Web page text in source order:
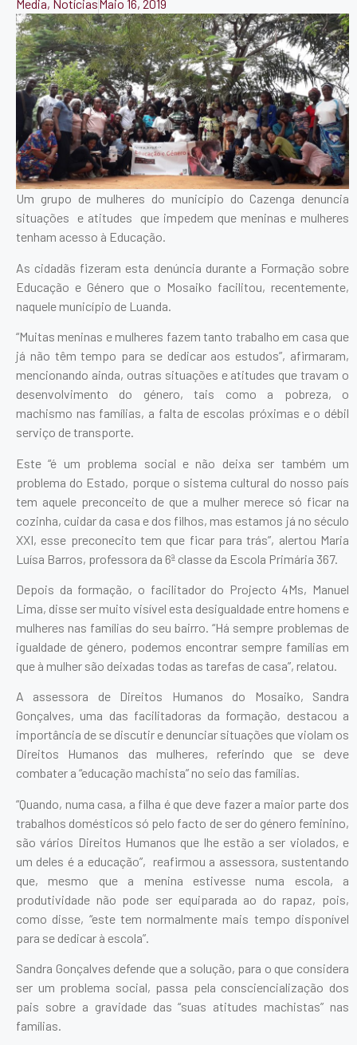
Media, Notícias Maio 16, 2019
Um grupo de mulheres do município do Cazenga denuncia
situações e atitudes que impedem que meninas e mulheres
tenham acesso à Educação.
As cidadãs fizeram esta denúncia durante a Formação sobre
Educação e Género que o Mosaiko facilitou, recentemente,
naquele município de Luanda.
“Muitas meninas e mulheres fazem tanto trabalho em casa que
já não têm tempo para se dedicar aos estudos”, afirmaram,
mencionando ainda, outras situações e atitudes que travam o
desenvolvimento do género, tais como a pobreza, o
machismo nas famílias, a falta de escolas próximas e o débil
serviço de transporte.
Este “é um problema social e não deixa ser também um
problema do Estado, porque o sistema cultural do nosso país
tem aquele preconceito de que a mulher merece só ficar na
cozinha, cuidar da casa e dos filhos, mas estamos já no século
XXI, esse preconecito tem que ficar para trás”, alertou Maria
Luísa Barros, professora da 6ª classe da Escola Primária 367.
Depois da formação, o facilitador do Projecto 4Ms, Manuel
Lima, disse ser muito visível esta desigualdade entre homens e
mulheres nas famílias do seu bairro. “Há sempre problemas de
igualdade de género, podemos encontrar sempre famílias em
que à mulher são deixadas todas as tarefas de casa”, relatou.
A assessora de Direitos Humanos do Mosaiko, Sandra
Gonçalves, uma das facilitadoras da formação, destacou a
importância de se discutir e denunciar situações que violam os
Direitos Humanos das mulheres, referindo que se deve
combater a “educação machista” no seio das famílias.
“Quando, numa casa, a filha é que deve fazer a maior parte dos
trabalhos domésticos só pelo facto de ser do género feminino,
são vários Direitos Humanos que lhe estão a ser violados, e
um deles é a educação”, reafirmou a assessora, sustentando
que, mesmo que a menina estivesse numa escola, a
produtividade não pode ser equiparada ao do rapaz, pois,
como disse, “este tem normalmente mais tempo disponível
para se dedicar à escola”.
Sandra Gonçalves defende que a solução, para o que considera
ser um problema social, passa pela consciencialização dos
pais sobre a gravidade das “suas atitudes machistas” nas
famílias.